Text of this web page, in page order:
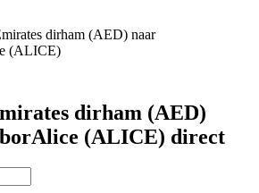
dirham (AED) naar
(ALICE)
dirham (AED)
(ALICE) direct